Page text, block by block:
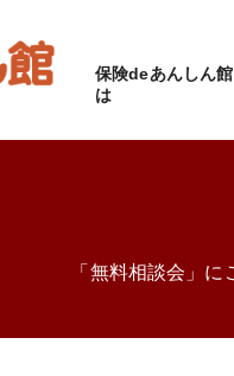
保険deあんしん館
は
「無料相談会」